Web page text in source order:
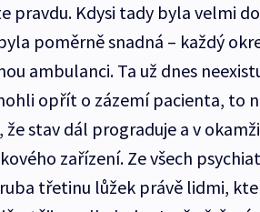
pravdu. Kdysi tady byla velmi
poměrně snadná – každý
ambulanci. Ta už dnes
opřít o zázemí pacienta, to
stav dál prograduje a v
zařízení. Ze všech
třetinu lůžek právě lidmi,